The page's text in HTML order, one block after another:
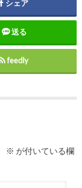
シェア
送る
feedly
※ が付いている欄